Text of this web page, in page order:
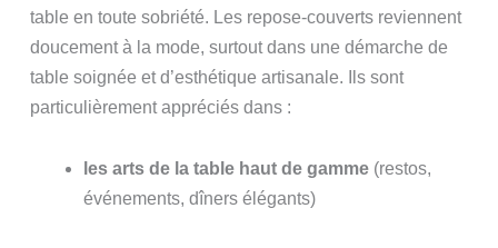
table en toute sobriété. Les repose-couverts reviennent
doucement à la mode, surtout dans une démarche de
table soignée et d’esthétique artisanale. Ils sont
particulièrement appréciés dans :
les arts de la table haut de gamme(restos,
événements, dîners élégants)